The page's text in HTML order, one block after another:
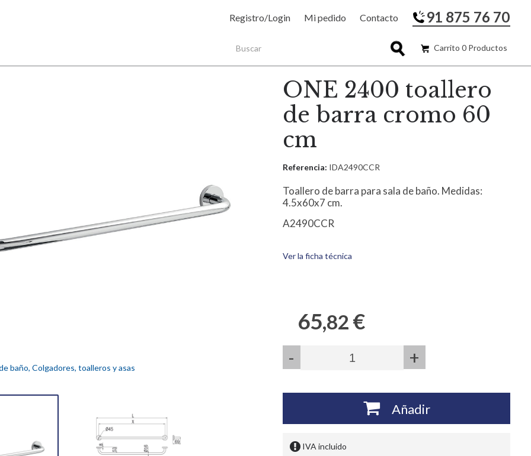
Registro/Login Mi pedido Contacto 91 875 76 70
Carrito 0 Productos
baño, Colgadores, toalleros y asas
ONE 2400 toallero
de barra cromo 60
cm
Referencia: IDA2490CCR
Toallero de barra para sala de baño. Medidas:
4.5x60x7 cm.
A2490CCR
Ver la ficha técnica
65,82 €
- +
Añadir
IVA incluido